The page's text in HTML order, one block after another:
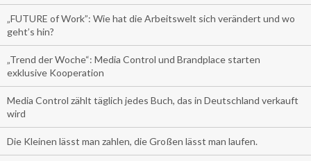
„FUTURE of Work”: Wie hat die Arbeitswelt sich verändert und wo
geht’s hin?
„Trend der Woche“: Media Control und Brandplace starten
exklusive Kooperation
Media Control zählt täglich jedes Buch, das in Deutschland verkauft
wird
Die Kleinen lässt man zahlen, die Großen lässt man laufen.